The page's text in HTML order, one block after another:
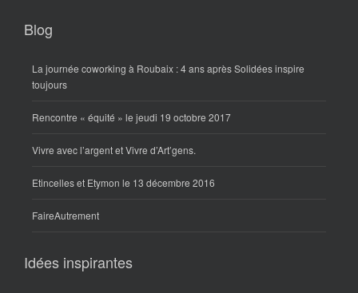
Blog
La journée coworking à Roubaix : 4 ans après Solidées inspire
toujours
Rencontre « équité » le jeudi 19 octobre 2017
Vivre avec l’argent et Vivre d’Art’gens.
Etincelles et Etymon le 13 décembre 2016
FaireAutrement
Idées inspirantes